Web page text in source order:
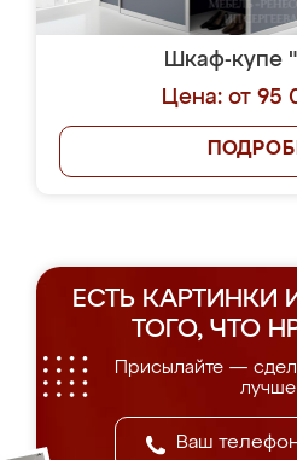
Шкаф-купе
Цена: от 95
ЕСТЬ КАРТИНКИ
ТОГО, ЧТО
Присылайте —